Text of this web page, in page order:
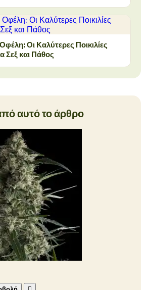
Οφέλη: Οι Καλύτερες Ποικιλίες
Σεξ και Πάθος
αυτό το άρθρο